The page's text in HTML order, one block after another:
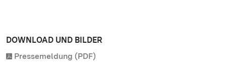
DOWNLOAD UND BILDER
Pressemeldung (PDF)